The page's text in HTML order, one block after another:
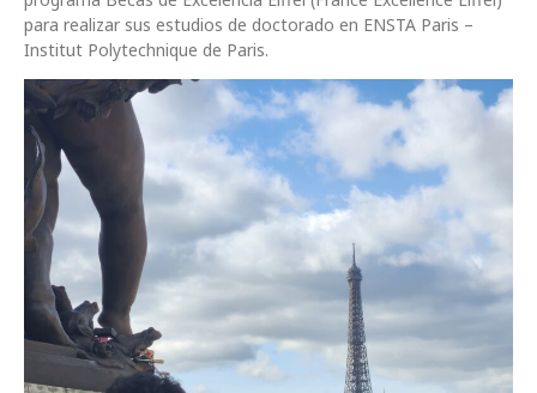
para realizar sus estudios de doctorado en ENSTA Paris –
Institut Polytechnique de Paris.